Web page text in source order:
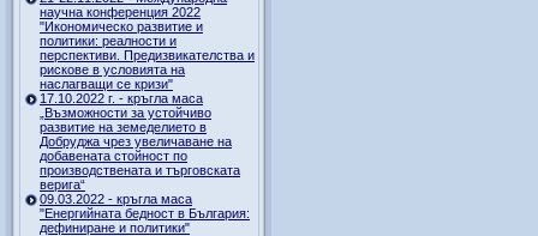
научна конференция 2022
"Икономическо развитие и
политики: реалности и
перспективи. Предизвикателства и
рискове в условията на
наслагващи се кризи"
17.10.2022 г. - кръгла маса
„Възможности за устойчиво
развитие на земеделието в
Добруджа чрез увеличаване на
добавената стойност по
производствената и търговската
верига“
09.03.2022 - кръгла маса
"Енергийната бедност в България:
дефиниране и политики"